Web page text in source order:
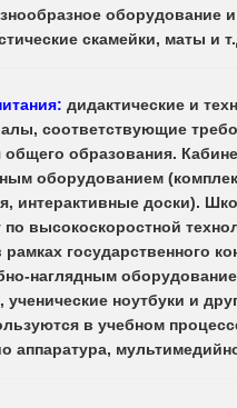
оборудование
скамейки, маты и
дидактические и
соответствующие
общего образования.
оборудованием
интерактивные доски).
высокоскоростной
государственного
наглядным
ноутбуки и
в учебном
аппаратура,